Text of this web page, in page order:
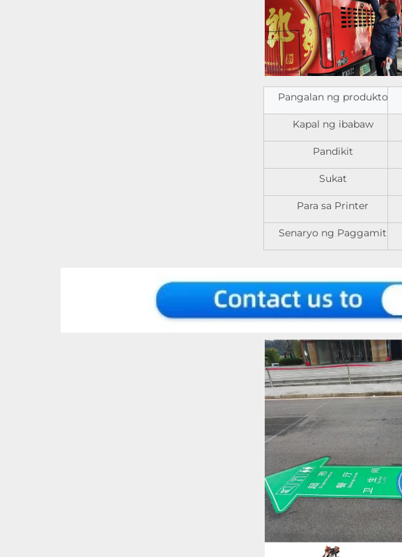
Pangalan ng produkto
Kapal ng ibabaw
Pandikit
Sukat
Para sa Printer
Senaryo ng Paggamit